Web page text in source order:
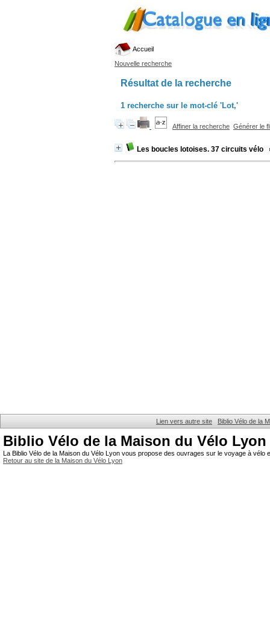
Accueil
Nouvelle recherche
Résultat de la recherche
1 recherche sur le mot-clé 'Lot,'
Affiner la recherche Générer le
Les boucles lotoises. 37 circuits vélo
Lien vers autre site Biblio Vélo de la
Biblio Vélo de la Maison du Vélo Lyon
La Biblio Vélo de la Maison du Vélo Lyon vous propose des ouvrages sur le voyage à
Retour au site de la Maison du Vélo Lyon